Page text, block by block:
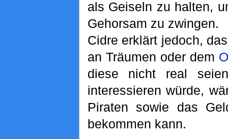
als Geiseln zu halten,
Gehorsam zu zwingen.
Cidre erklärt jedoch,
an Träumen oder dem
diese nicht real
interessieren würde,
Piraten sowie das
bekommen kann.